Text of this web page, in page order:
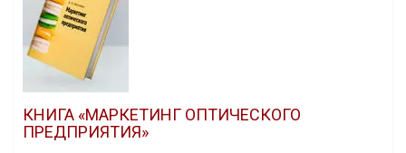
КНИГА «МАРКЕТИНГ ОПТИЧЕСКОГО
ПРЕДПРИЯТИЯ»